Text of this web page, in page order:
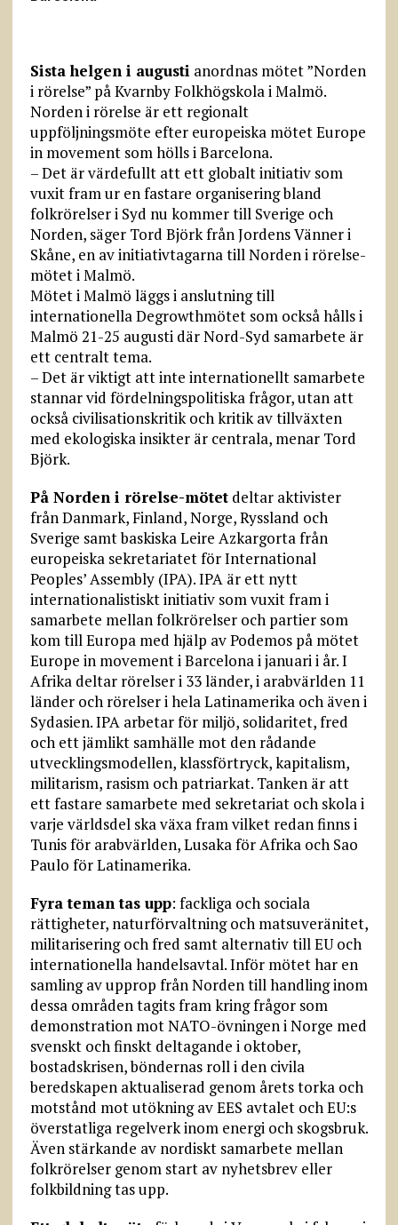
Sista helgen i augusti anordnas mötet ”Norden
i rörelse” på Kvarnby Folkhögskola i Malmö.
Norden i rörelse är ett regionalt
uppföljningsmöte efter europeiska mötet Europe
in movement som hölls i Barcelona.
– Det är värdefullt att ett globalt initiativ som
vuxit fram ur en fastare organisering bland
folkrörelser i Syd nu kommer till Sverige och
Norden, säger Tord Björk från Jordens Vänner i
Skåne, en av initiativtagarna till Norden i rörelse-
mötet i Malmö.
Mötet i Malmö läggs i anslutning till
internationella Degrowthmötet som också hålls i
Malmö 21-25 augusti där Nord-Syd samarbete är
ett centralt tema.
– Det är viktigt att inte internationellt samarbete
stannar vid fördelningspolitiska frågor, utan att
också civilisationskritik och kritik av tillväxten
med ekologiska insikter är centrala, menar Tord
Björk.
På Norden i rörelse-mötetdeltar aktivister
från Danmark, Finland, Norge, Ryssland och
Sverige samt baskiska Leire Azkargorta från
europeiska sekretariatet för International
Peoples’ Assembly (IPA). IPA är ett nytt
internationalistiskt initiativ som vuxit fram i
samarbete mellan folkrörelser och partier som
kom till Europa med hjälp av Podemos på mötet
Europe in movement i Barcelona i januari i år. I
Afrika deltar rörelser i 33 länder, i arabvärlden 11
länder och rörelser i hela Latinamerika och även i
Sydasien. IPA arbetar för miljö, solidaritet, fred
och ett jämlikt samhälle mot den rådande
utvecklingsmodellen, klassförtryck, kapitalism,
militarism, rasism och patriarkat. Tanken är att
ett fastare samarbete med sekretariat och skola i
varje världsdel ska växa fram vilket redan finns i
Tunis för arabvärlden, Lusaka för Afrika och Sao
Paulo för Latinamerika.
Fyra teman tas upp: fackliga och sociala
rättigheter, naturförvaltning och matsuveränitet,
militarisering och fred samt alternativ till EU och
internationella handelsavtal. Inför mötet har en
samling av upprop från Norden till handling inom
dessa områden tagits fram kring frågor som
demonstration mot NATO-övningen i Norge med
svenskt och finskt deltagande i oktober,
bostadskrisen, böndernas roll i den civila
beredskapen aktualiserad genom årets torka och
motstånd mot utökning av EES avtalet och EU:s
överstatliga regelverk inom energi och skogsbruk.
Även stärkande av nordiskt samarbete mellan
folkrörelser genom start av nyhetsbrev eller
folkbildning tas upp.